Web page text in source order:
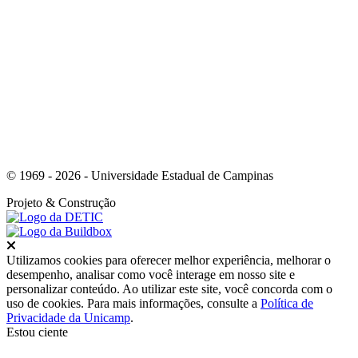
© 1969 - 2026 - Universidade Estadual de Campinas
Projeto & Construção
Utilizamos cookies para oferecer melhor experiência, melhorar o
desempenho, analisar como você interage em nosso site e
personalizar conteúdo. Ao utilizar este site, você concorda com o
uso de cookies. Para mais informações, consulte a Política de
Privacidade da Unicamp.
Estou ciente